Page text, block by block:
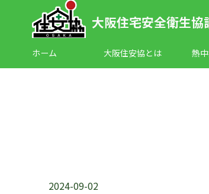
大阪住宅安全衛生協
ホーム 大阪住安協とは 熱
2024-09-02